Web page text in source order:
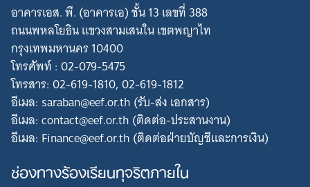
อาคารเอส. พี. (อาคารเอ) ชั้น 13 เลขที่ 388
ถนนพหลโยธิน แขวงสามเสนใน เขตพญาไท
กรุงเทพมหานคร 10400
โทรศัพท์ : 02-079-5475
โทรสาร: 02-619-1810, 02-619-1812
อีเมล: saraban@eef.or.th (รับ-ส่ง เอกสาร)
อีเมล: contact@eef.or.th (ติดต่อ-ประสานงาน)
อีเมล: Finance@eef.or.th (ติดต่อฝ่ายบัญชีและการเงิน)
ช่องทางร้องเรียนทุจริตภายใน